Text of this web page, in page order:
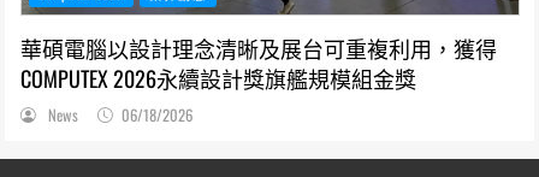
華碩電腦以設計理念清晰及展台可重複利用，獲得
COMPUTEX 2026永續設計獎旗艦規模組金獎
News 06/18/2026